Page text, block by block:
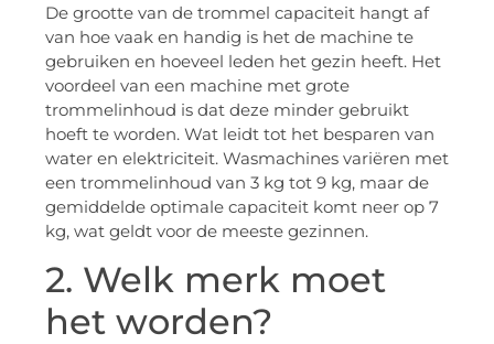
De grootte van de trommel capaciteit hangt af
van hoe vaak en handig is het de machine te
gebruiken en hoeveel leden het gezin heeft. Het
voordeel van een machine met grote
trommelinhoud is dat deze minder gebruikt
hoeft te worden. Wat leidt tot het besparen van
water en elektriciteit. Wasmachines variëren met
een trommelinhoud van 3 kg tot 9 kg, maar de
gemiddelde optimale capaciteit komt neer op 7
kg, wat geldt voor de meeste gezinnen.
2. Welk merk moet
het worden?